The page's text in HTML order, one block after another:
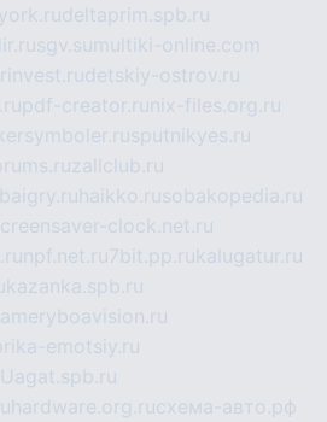
deltaprim.spb.ru
sgv.su multiki-online.com
detskiy-ostrov.ru
pdf-creator.ru nix-files.org.ru
sputnikyes.ru
zallclub.ru
haikko.rusobakopedia.ru
clock.net.ru
npf.net.ru 7bit.pp.rukalugatur.ru
kazanka.spb.ru
emotsiy.ru
agat.spb.ru
hardware.org.ruсхема-авто.рф